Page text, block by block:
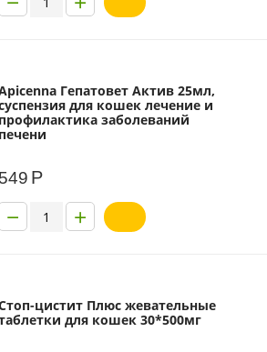
Гепатовет Актив 25мл,
для кошек лечение и
профилактика заболеваний
печени
549 Р
+
−
цистит Плюс жевательные
для кошек 30*500мг